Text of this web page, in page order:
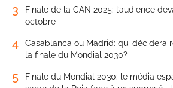
3
Finale de la CAN 2025: l’audience
octobre
4
Casablanca ou Madrid: qui décidera
la finale du Mondial 2030?
5
Finale du Mondial 2030: le média